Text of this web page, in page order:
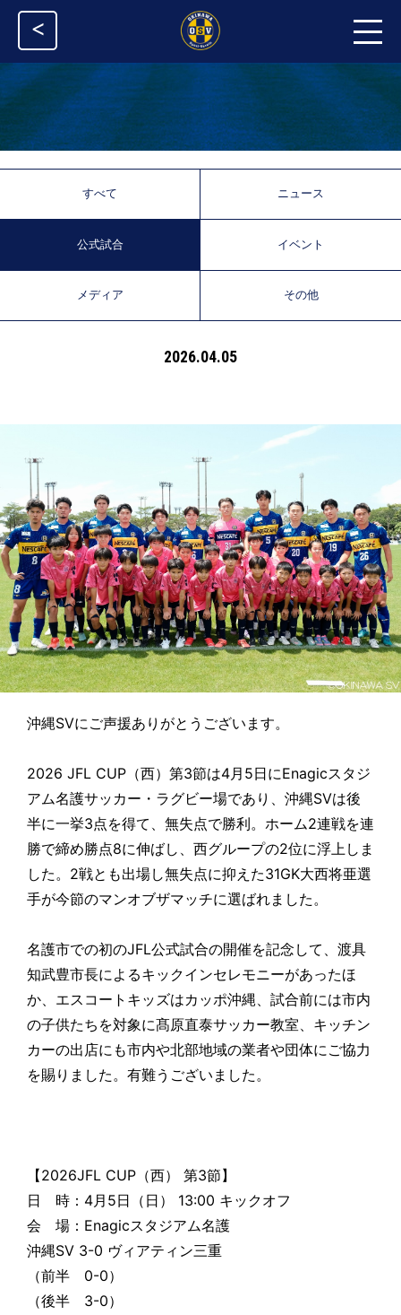
<
すべて ニュース
公式試合 イベント
メディア その他
2026.04.05
沖縄SVにご声援ありがとうございます。
2026 JFL CUP（西）第3節は4月5日にEnagicスタジ
アム名護サッカー・ラグビー場であり、沖縄SVは後
半に一挙3点を得て、無失点で勝利。ホーム2連戦を連
勝で締め勝点8に伸ばし、西グループの2位に浮上しま
した。2戦とも出場し無失点に抑えた31GK大西将亜選
手が今節のマンオブザマッチに選ばれました。
名護市での初のJFL公式試合の開催を記念して、渡具
知武豊市長によるキックインセレモニーがあったほ
か、エスコートキッズはカッポ沖縄、試合前には市内
の子供たちを対象に髙原直泰サッカー教室、キッチン
カーの出店にも市内や北部地域の業者や団体にご協力
を賜りました。有難うございました。
【2026JFL CUP（西） 第3節】
日 時：4月5日（日） 13:00 キックオフ
会 場：Enagicスタジアム名護
沖縄SV 3-0 ヴィアティン三重
（前半 0-0）
（後半 3-0）